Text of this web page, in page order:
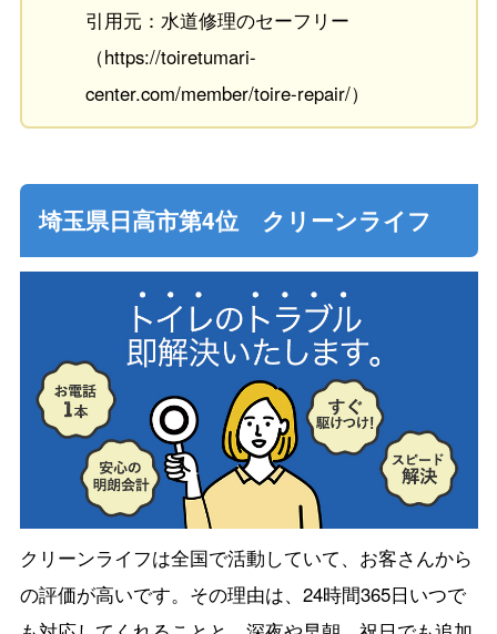
引用元：水道修理のセーフリー
（https://toiretumari-
center.com/member/toire-repair/）
埼玉県日高市第4位 クリーンライフ
クリーンライフは全国で活動していて、お客さんから
の評価が高いです。その理由は、24時間365日いつで